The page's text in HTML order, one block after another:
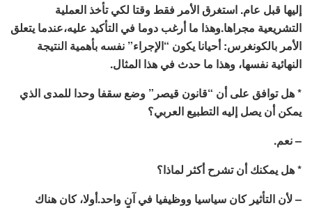
إليها قبل عام. استغرق الأمر فقط وقتا لكي تأخذ العملية
التشريعية مجراها.وهذا ما أرغب دوما في التأكيد عليه،عندما يتعلق
الأمر بالكونغرس: أحيانا يكون “الإجراء” نفسه بأهمية النتيجة
النهائية نفسها، وهذا ما حدث في هذا المثال.
* هل توافق على أن “قانون قيصر” وضع سقفا وحدا للمدى الذي
يمكن أن يصل إليه التطبيع العربي؟
– نعم.
* هل يمكنك أن تشرح أكثر لماذا؟
– لأن التأثير كان سياسيا ووظيفيا في آنٍ واحد.أولا، كان هناك